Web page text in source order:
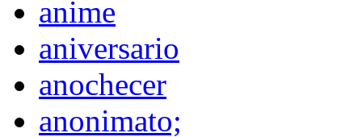
anime
aniversario
anochecer
anonimato;